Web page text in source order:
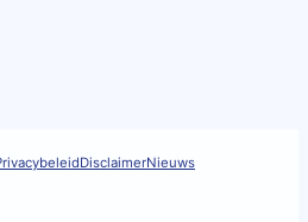
DisclaimerNieuws